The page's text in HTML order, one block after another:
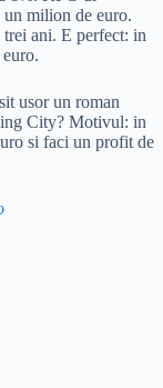
milion de euro.
trei ani. E perfect: in
usor un roman
City? Motivul: in
si faci un profit de